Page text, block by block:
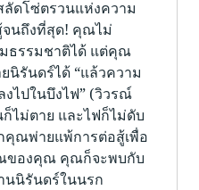
ลัดโซ่ตรวนแห่งความ
นถึงที่สุด! คุณไม่
ธรรมชาติได้ แต่คุณ
รันดร์ได้ “แล้วความ
ไปในบึงไฟ” (วิวรณ์
ไม่​ตาย และไฟก็​ไม่​ดับ
คุณพ่ายแพ้การต่อสู้เพื่อ
ของคุณ คุณก็จะพบกับ
นนิรันดร์ในนรก